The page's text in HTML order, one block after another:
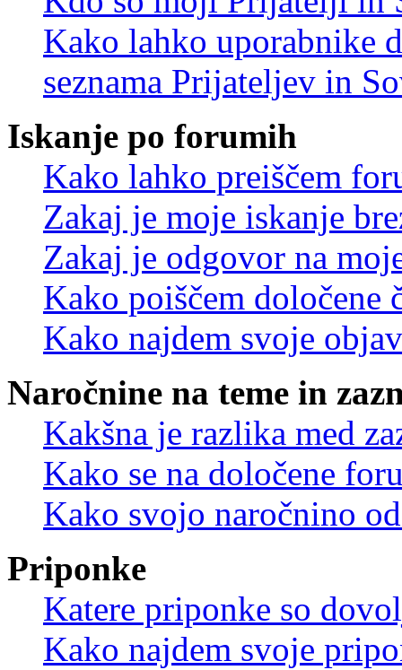
Kako lahko uporabnike
seznama Prijateljev in
Iskanje po forumih
Kako lahko preiščem
Zakaj je moje iskanje
Zakaj je odgovor na
Kako poiščem določene
Kako najdem svoje
Naročnine na teme in
Kakšna je razlika med
Kako se na določene
Kako svojo naročnino
Priponke
Katere priponke so
Kako najdem svoje